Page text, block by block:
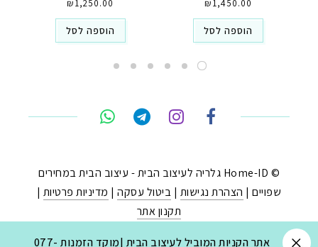
אתר הקניות המוביל לעיצוב הבית |מוקד הזמנות 077-
₪1,450.00
הוספה לסל
₪1,250.00
הוספה לסל
© Home-ID גלריה לעיצוב הבית - עיצוב הבית במחירים
שפויים | הצהרת נגישות | ביטול עסקה| מדיניות פרטיות |
תקנון אתר